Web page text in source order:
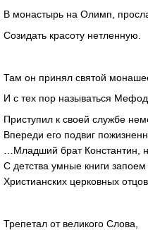
В монастырь на Олимп,
Созидать красоту нетленную.
Там он принял святой
И с тех пор называться
Приступил к своей службе
Впереди его подвиг
…Младший брат Константин,
С детства умные книги запоем
Христианских церковных
Трепетал от великого Слова,